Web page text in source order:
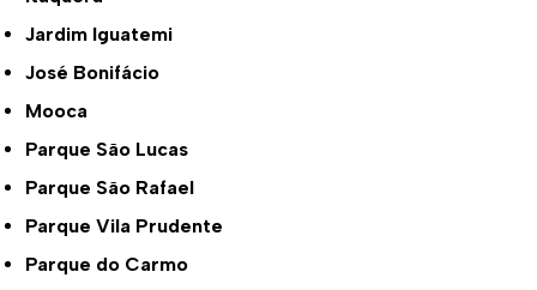
Jardim Iguatemi
José Bonifácio
Mooca
Parque São Lucas
Parque São Rafael
Parque Vila Prudente
Parque do Carmo